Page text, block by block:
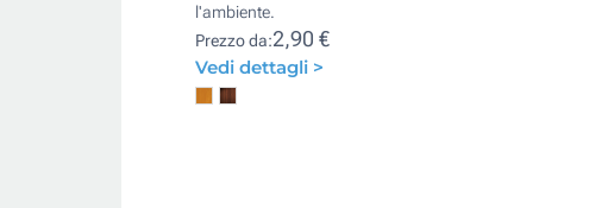
l'ambiente.
Prezzo da:2,90 €
Vedi dettagli >